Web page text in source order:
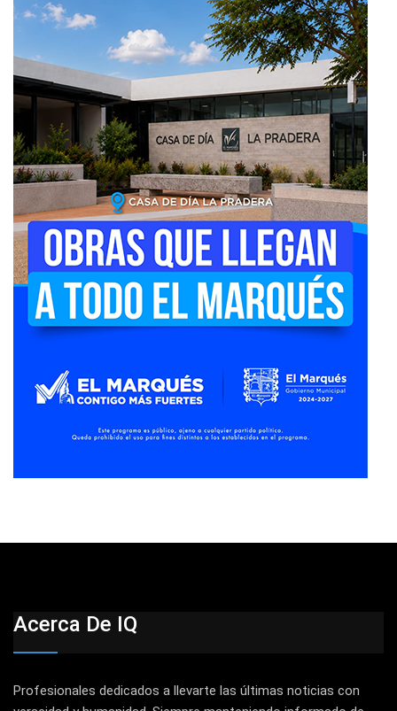
Acerca De IQ
Profesionales dedicados a llevarte las últimas noticias con